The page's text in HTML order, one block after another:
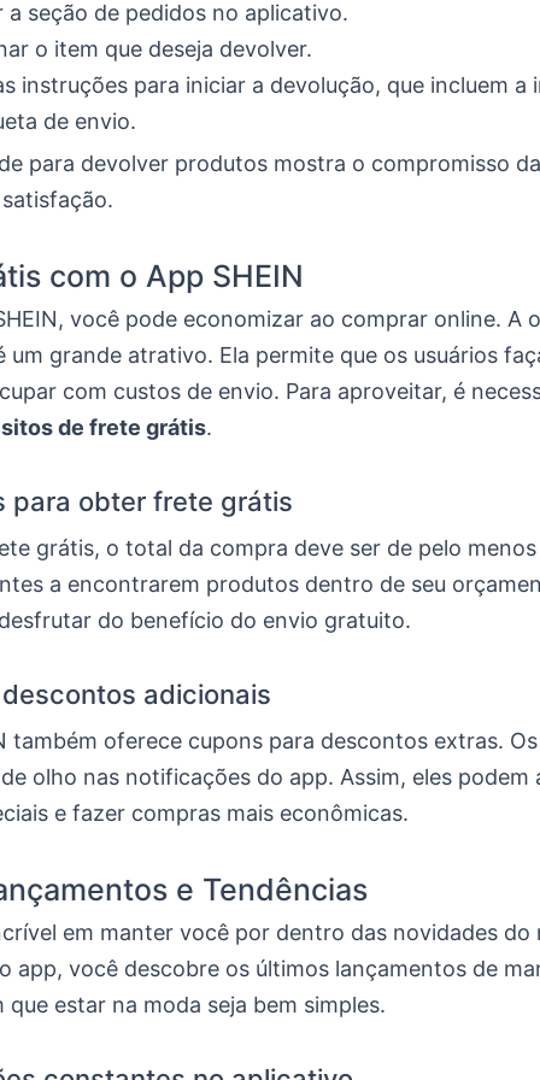
a seção de pedidos no aplicativo.
o item que deseja devolver.
instruções para iniciar a devolução, que incluem a
de envio.
para devolver produtos mostra o compromisso
com o App SHEIN
você pode economizar ao comprar online. A
um grande atrativo. Ela permite que os usuários
com custos de envio. Para aproveitar, é
de frete grátis.
para obter frete grátis
grátis, o total da compra deve ser de pelo
a encontrarem produtos dentro de seu
do benefício do envio gratuito.
adicionais
também oferece cupons para descontos extras.
olho nas notificações do app. Assim, eles podem
e fazer compras mais econômicas.
e Tendências
em manter você por dentro das novidades do
app, você descobre os últimos lançamentos de
que estar na moda seja bem simples.